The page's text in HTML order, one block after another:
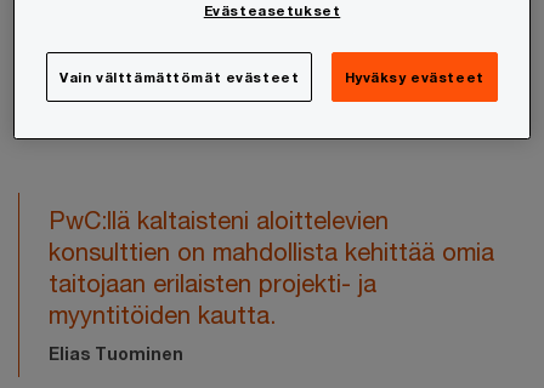
PwC:llä kaltaisteni aloittelevien
konsulttien on mahdollista kehittää omia
taitojaan erilaisten projekti- ja
myyntitöiden kautta.
Elias Tuominen
Evästeasetukset
Vain välttämättömät evästeet Hyväksy evästeet